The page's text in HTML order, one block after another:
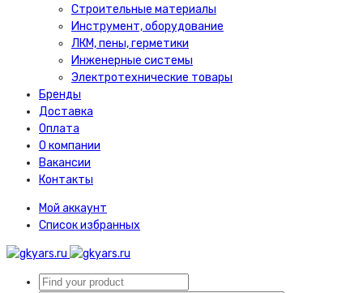
Строительные материалы
Инструмент, оборудование
ЛКМ, пены, герметики
Инженерные системы
Электротехнические товары
Бренды
Доставка
Оплата
О компании
Вакансии
Контакты
Мой аккаунт
Список избранных